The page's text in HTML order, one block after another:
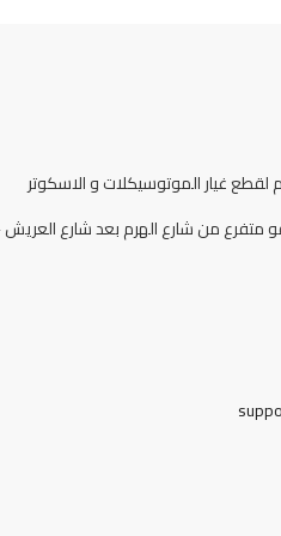
غيار الموتوسيكلات و الاسكوتر
متفرع من شارع الهرم بعد شارع